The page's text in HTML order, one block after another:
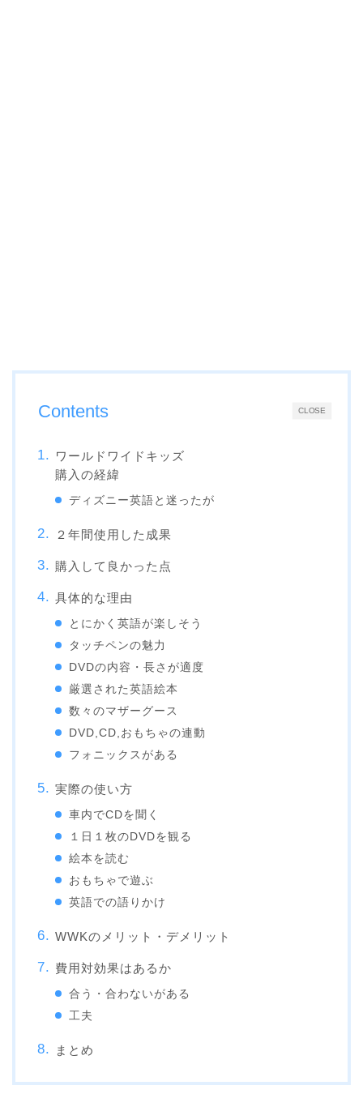
CLOSE
Contents
ワールドワイドキッズ
購入の経緯
ディズニー英語と迷ったが
２年間使用した成果
購入して良かった点
具体的な理由
とにかく英語が楽しそう
タッチペンの魅力
DVDの内容・長さが適度
厳選された英語絵本
数々のマザーグース
DVD,CD,おもちゃの連動
フォニックスがある
実際の使い方
車内でCDを聞く
１日１枚のDVDを観る
絵本を読む
おもちゃで遊ぶ
英語での語りかけ
WWKのメリット・デメリット
費用対効果はあるか
合う・合わないがある
工夫
まとめ